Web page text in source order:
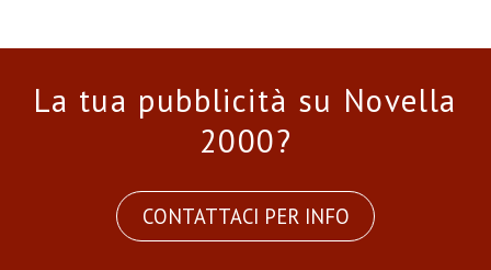
La tua pubblicità su Novella
2000?
CONTATTACI PER INFO